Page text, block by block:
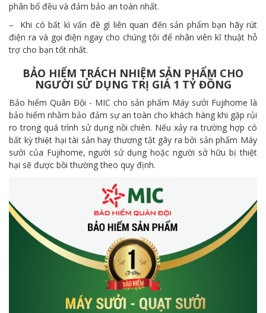
phân bổ đều và đảm bảo an toàn nhất.
– Khi có bất kì vấn đề gì liên quan đến sản phẩm bạn hãy rút
điện ra và gọi điện ngay cho chúng tôi để nhân viên kĩ thuật hỗ
trợ cho bạn tốt nhất.
BẢO HIỂM TRÁCH NHIỆM SẢN PHẨM CHO
NGƯỜI SỬ DỤNG TRỊ GIÁ 1 TỶ ĐỒNG
Bảo hiểm Quân Đội - MIC cho sản phẩm Máy sưởi Fujihome là
bảo hiểm nhằm bảo đảm sự an toàn cho khách hàng khi gặp rủi
ro trong quá trình sử dụng nồi chiên. Nếu xảy ra trường hợp có
bất kỳ thiệt hại tài sản hay thương tật gây ra bởi sản phẩm Máy
sưởi của Fujihome, người sử dụng hoặc người sở hữu bị thiệt
hại sẽ được bồi thường theo quy định.